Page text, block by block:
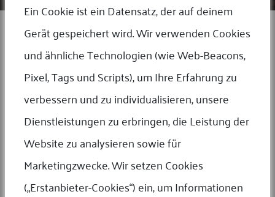
Sie profitieren von maßgeschneiderten Dienstleistungen – ganz
einer komplette Supply-Chain-Lösungen benötigt werden.
Begutachtungen
Sie haben eine Münzsammlung, wissen aber nicht, was sie wert ist, wie
Sie damit umgehen sollen. Sie überlegen, die Sammlung zu erweitern,
aber in welche Richtung. Sie möchten es verkaufen, kennen aber seinen
Wert nicht. Gerne beantworten wir Ihre Fragen,...Mehr
Ein Cookie ist ein Datensatz, der auf deinem
Gerät gespeichert wird. Wir verwenden Cookies
und ähnliche Technologien (wie Web-Beacons,
Pixel, Tags und Scripts), um Ihre Erfahrung zu
verbessern und zu individualisieren, unsere
Dienstleistungen zu erbringen, die Leistung der
Website zu analysieren sowie für
Marketingzwecke. Wir setzen Cookies
(„Erstanbieter-Cookies“) ein, um Informationen